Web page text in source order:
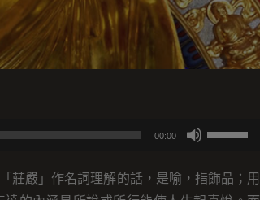
00:00
使
向
上/
莊嚴」作名詞理解的話，是喻，指飾品；用